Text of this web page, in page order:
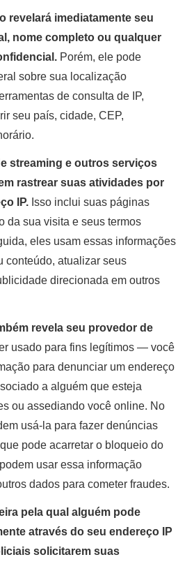
revelará imediatamente seu
nome completo ou qualquer
Porém, ele pode
sobre sua localização
de consulta de IP,
seu país, cidade, CEP,
streaming e outros serviços
rastrear suas atividades por
IP. Isso inclui suas páginas
da sua visita e seus termos
eles usam essas informações
conteúdo, atualizar seus
direcionada em outros
revela seu provedor de
usado para fins legítimos — você
para denunciar um endereço
a alguém que esteja
ou assediando você online. No
usá-la para fazer denúncias
pode acarretar o bloqueio do
usar essa informação
dados para cometer fraudes.
pela qual alguém pode
através do seu endereço IP
solicitarem suas